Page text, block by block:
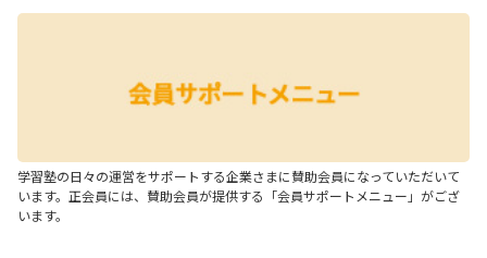
学習塾の日々の運営をサポートする企業さまに賛助会員になっていただいて
います。正会員には、賛助会員が提供する「会員サポートメニュー」がござ
います。